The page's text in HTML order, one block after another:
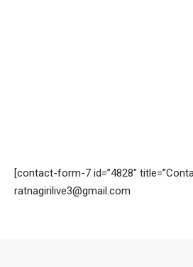
[contact-form-7 id=”4828″
ratnagirilive3@gmail.com